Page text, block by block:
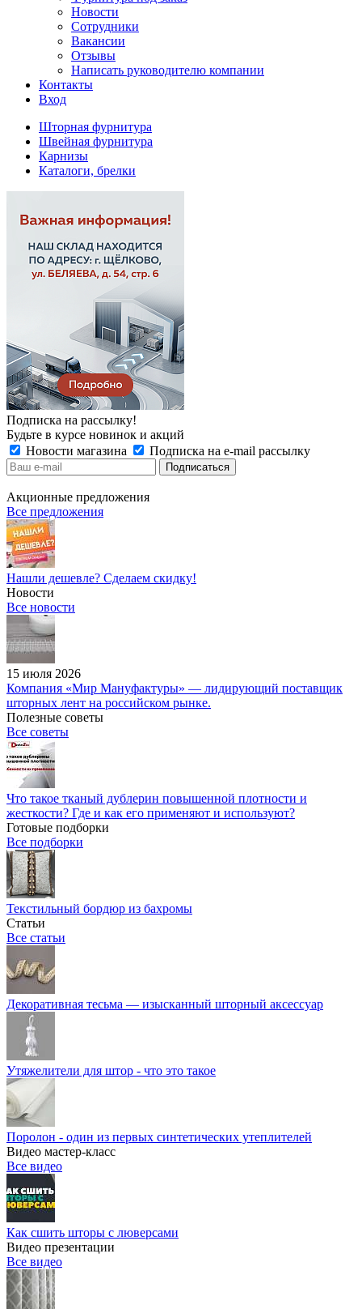
Новости
Сотрудники
Вакансии
Отзывы
Написать руководителю компании
Контакты
Вход
Шторная фурнитура
Швейная фурнитура
Карнизы
Каталоги, брелки
Подписка на рассылку!
Будьте в курсе новинок и акций
Новости магазина
Подписка на e-mail рассылку
Акционные предложения
Все предложения
Нашли дешевле? Сделаем скидку!
Новости
Все новости
15 июля 2026
Компания «Мир Мануфактуры» — лидирующий поставщик
шторных лент на российском рынке.
Полезные советы
Все советы
Что такое тканый дублерин повышенной плотности и
жесткости? Где и как его применяют и используют?
Готовые подборки
Все подборки
Текстильный бордюр из бахромы
Статьи
Все статьи
Декоративная тесьма — изысканный шторный аксессуар
Утяжелители для штор - что это такое
Поролон - один из первых синтетических утеплителей
Видео мастер-класс
Все видео
Как сшить шторы с люверсами
Видео презентации
Все видео